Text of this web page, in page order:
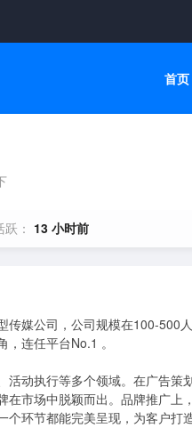
首页
： 13 小时前
媒公司，公司规模在100-500
连任平台No.1 。
动执行等多个领域。在广告策
市场中脱颖而出。品牌推广上
环节都能完美呈现，为客户打